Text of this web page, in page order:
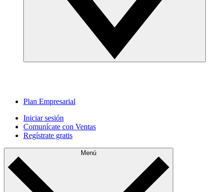
Plan Empresarial
Iniciar sesión
Comunícate con Ventas
Regístrate gratis
Menú